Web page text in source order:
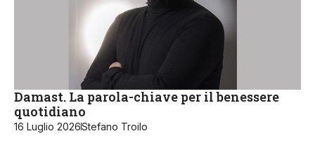
Damast. La parola-chiave per il benessere
quotidiano
16 Luglio 2026Stefano Troilo